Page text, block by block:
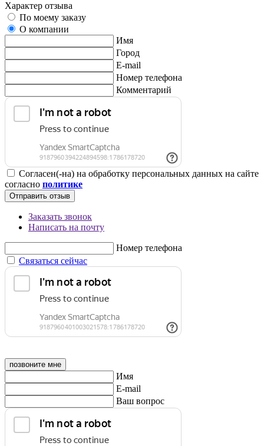
Характер отзыва
По моему заказу
О компании
Имя
Город
E-mail
Номер телефона
Комментарий
Согласен(-на) на обработку персональных данных на сайте
согласно политике
Отправить отзыв
Заказать звонок
Написать на почту
Номер телефона
Связаться сейчас
позвоните мне
Имя
E-mail
Ваш вопрос